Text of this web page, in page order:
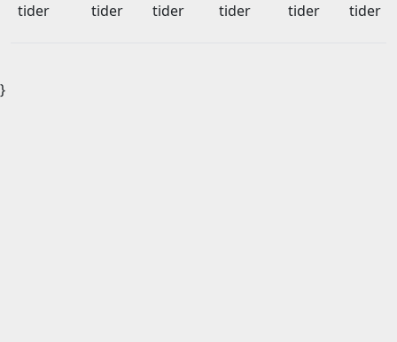
tider
tider
tider
tider
tider
tider
}